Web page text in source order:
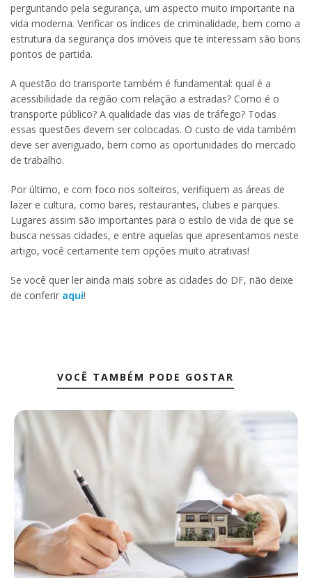
perguntando pela segurança, um aspecto muito importante na
vida moderna. Verificar os índices de criminalidade, bem como a
estrutura da segurança dos imóveis que te interessam são bons
pontos de partida.
A questão do transporte também é fundamental: qual é a
acessibilidade da região com relação a estradas? Como é o
transporte público? A qualidade das vias de tráfego? Todas
essas questões devem ser colocadas. O custo de vida também
deve ser averiguado, bem como as oportunidades do mercado
de trabalho.
Por último, e com foco nos solteiros, verifiquem as áreas de
lazer e cultura, como bares, restaurantes, clubes e parques.
Lugares assim são importantes para o estilo de vida de que se
busca nessas cidades, e entre aquelas que apresentamos neste
artigo, você certamente tem opções muito atrativas!
Se você quer ler ainda mais sobre as cidades do DF, não deixe
de conferir aqui!
VOCÊ TAMBÉM PODE GOSTAR